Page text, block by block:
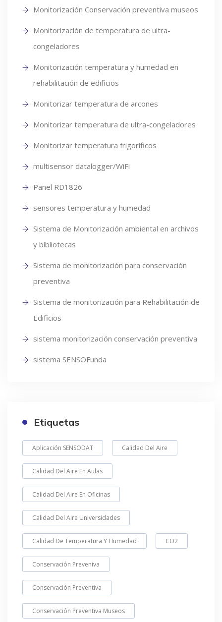
Monitorización Conservación preventiva museos
Monitorización de temperatura de ultra-
congeladores
Monitorización temperatura y humedad en
rehabilitación de edificios
Monitorizar temperatura de arcones
Monitorizar temperatura de ultra-congeladores
Monitorizar temperatura frigoríficos
multisensor datalogger/WiFi
Panel RD1826
sensores temperatura y humedad
Sistema de Monitorización ambiental en archivos
y bibliotecas
Sistema de monitorización para conservación
preventiva
Sistema de monitorización para Rehabilitación de
Edificios
sistema monitorización conservación preventiva
sistema SENSOFunda
Etiquetas
Aplicación SENSODAT Calidad Del Aire
Calidad Del Aire En Aulas
Calidad Del Aire En Oficinas
Calidad Del Aire Universidades
Calidad De Temperatura Y Humedad CO2
Conservación Preveniva
Conservación Preventiva
Conservación Preventiva Museos